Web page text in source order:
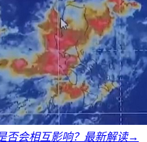
否会相互影响？最新解读→